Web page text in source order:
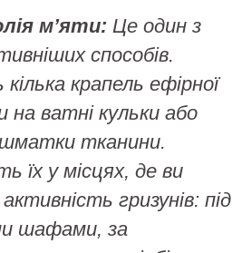
м’яти: Це один з
способів.
крапель ефірної
на ватні кульки або
шматки тканини.
їх у місцях, де ви
гризунів: під
шафами, за